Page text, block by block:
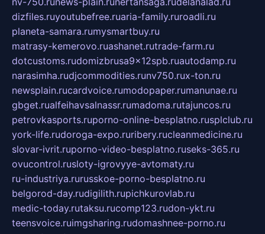
dizfiles.ruyoutubefree.ruaria-family.ruroadli.ru
planeta-samara.rumysmartbuy.ru
matrasy-kemerovo.ruashanet.rutrade-farm.ru
dotcustoms.rudomizbrusa9x12spb.ruautodamp.ru
narasimha.rudjcommodities.runv750.rux-ton.ru
newsplain.rucardvoice.rumodopaper.rumanunae.ru
gbget.rualfeihavsalnassr.rumadoma.rutajuncos.ru
petrovkasports.ruporno-online-besplatno.rusplclub.ru
york-life.rudoroga-expo.ruribery.rucleanmedicine.ru
slovar-ivrit.ruporno-video-besplatno.ruseks-365.ru
ovucontrol.rusloty-igrovyye-avtomaty.ru
ru-industriya.rurusskoe-porno-besplatno.ru
belgorod-day.rudigilith.rupichkurovlab.ru
medic-today.rutaksu.rucomp123.rudon-ykt.ru
teensvoice.ruimgsharing.rudomashnee-porno.ru